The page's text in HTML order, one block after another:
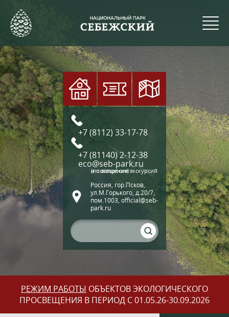
+7 (8112) 33-17-78
+7 (81140) 2-12-38
eco@seb-park.ru
(по вопросам экскурсий и посещения)
Россия, гор.Псков,
ул.М.Горького, д.20/7,
пом.1003, official@seb-
park.ru
РЕЖИМ РАБОТЫ ОБЪЕКТОВ ЭКОЛОГИЧЕСКОГО
ПРОСВЕЩЕНИЯ В ПЕРИОД С 01.05.26-30.09.2026